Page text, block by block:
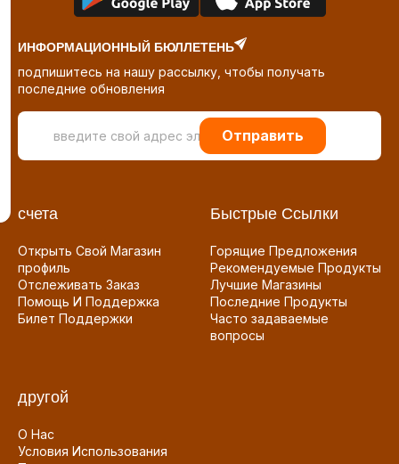
ИНФОРМАЦИОННЫЙ БЮЛЛЕТЕНЬ
подпишитесь на нашу рассылку, чтобы получать
последние обновления
Отправить
счета
Открыть Свой Магазин
профиль
Отслеживать Заказ
Помощь И Поддержка
Билет Поддержки
Быстрые Ссылки
Горящие Предложения
Рекомендуемые Продукты
Лучшие Магазины
Последние Продукты
Часто задаваемые
вопросы
другой
О Нас
Условия Использования